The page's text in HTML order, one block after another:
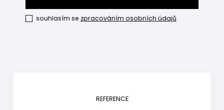
souhlasím se zpracováním osobních údajů
REFERENCE